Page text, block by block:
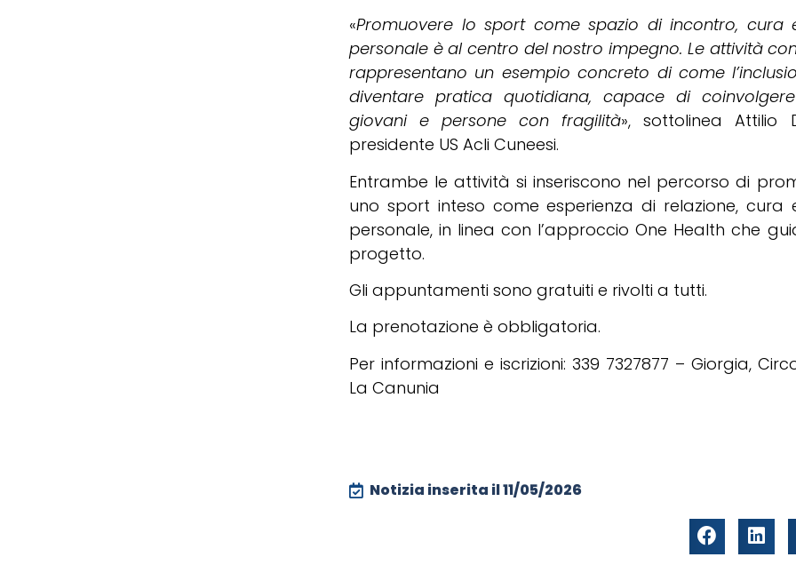
«Promuovere lo sport come spazio di incontro, cura
personale è al centro del nostro impegno. Le attività
rappresentano un esempio concreto di come
diventare pratica quotidiana, capace di
giovani e persone con fragilità», sottolinea Attilio
presidente US Acli Cuneesi.
Entrambe le attività si inseriscono nel percorso di
uno sport inteso come esperienza di relazione, cura
personale, in linea con l’approccio One Health che
progetto.
Gli appuntamenti sono gratuiti e rivolti a tutti.
La prenotazione è obbligatoria.
Per informazioni e iscrizioni: 339 7327877 – Giorgia,
La Canunia
Notizia inserita il11/05/2026